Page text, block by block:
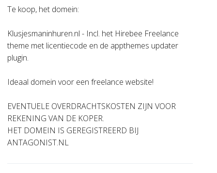
Te koop, het domein:
Klusjesmaninhuren.nl - Incl. het Hirebee Freelance
theme met licentiecode en de appthemes updater
plugin.
Ideaal domein voor een freelance website!
EVENTUELE OVERDRACHTSKOSTEN ZIJN VOOR
REKENING VAN DE KOPER.
HET DOMEIN IS GEREGISTREERD BIJ
ANTAGONIST.NL